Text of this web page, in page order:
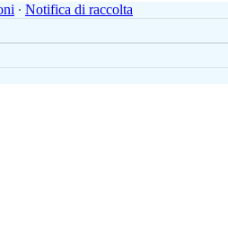
∙ Notifica di raccolta